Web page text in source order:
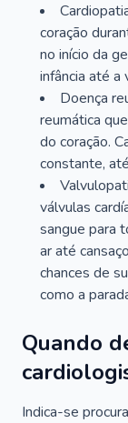
coração
no início da
infância até a
Doença
reumática
do coração.
constante,
válvulas
sangue para
ar até
chances de
como a
Quando
Indica-se